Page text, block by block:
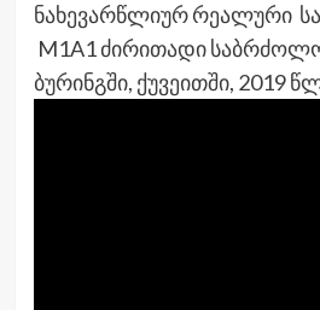
ნახევარწლიურ რეალური
M1A1 ძირითადი საბრძოლო
ბურინგში, ქუვეითში, 2019